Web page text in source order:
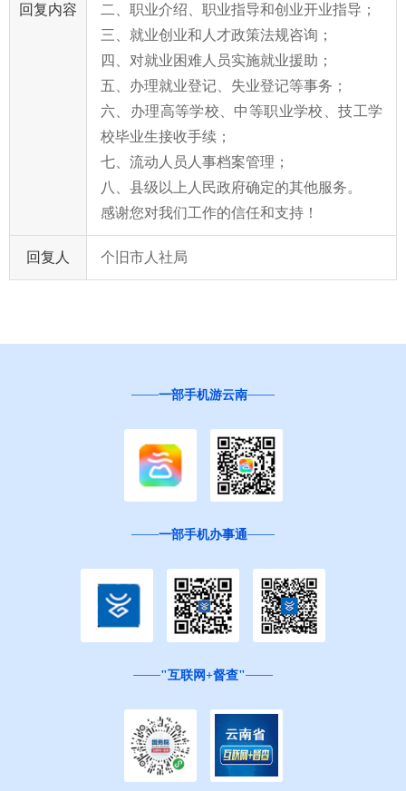
回复内容
二、职业介绍、职业指导和创业开业指导；
三、就业创业和人才政策法规咨询；
四、对就业困难人员实施就业援助；
五、办理就业登记、失业登记等事务；
六、办理高等学校、中等职业学校、技工学
校毕业生接收手续；
七、流动人员人事档案管理；
八、县级以上人民政府确定的其他服务。
感谢您对我们工作的信任和支持！
回复人 个旧市人社局
一部手机游云南
一部手机办事通
"互联网+督查"